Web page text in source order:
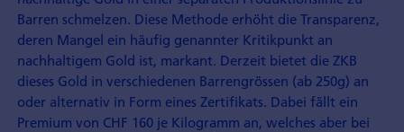
Barren schmelzen. Diese Methode erhöht die Transparenz,
deren Mangel ein häufig genannter Kritikpunkt an
nachhaltigem Gold ist, markant. Derzeit bietet die ZKB
dieses Gold in verschiedenen Barrengrössen (ab 250g) an
oder alternativ in Form eines Zertifikats. Dabei fällt ein
Premium von CHF 160 je Kilogramm an, welches aber bei